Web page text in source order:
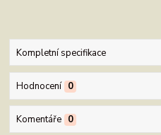
Kompletní specifikace
Hodnocení 0
Komentáře 0